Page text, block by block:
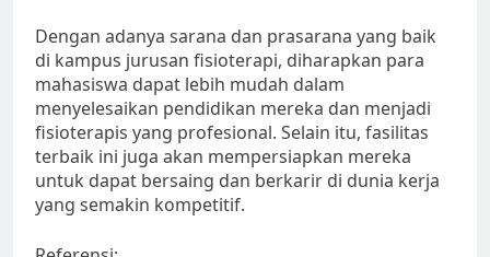
Dengan adanya sarana dan prasarana yang baik
di kampus jurusan fisioterapi, diharapkan para
mahasiswa dapat lebih mudah dalam
menyelesaikan pendidikan mereka dan menjadi
fisioterapis yang profesional. Selain itu, fasilitas
terbaik ini juga akan mempersiapkan mereka
untuk dapat bersaing dan berkarir di dunia kerja
yang semakin kompetitif.